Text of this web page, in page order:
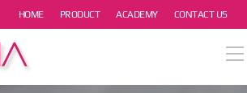
HOME PRODUCT ACADEMY CONTACT US